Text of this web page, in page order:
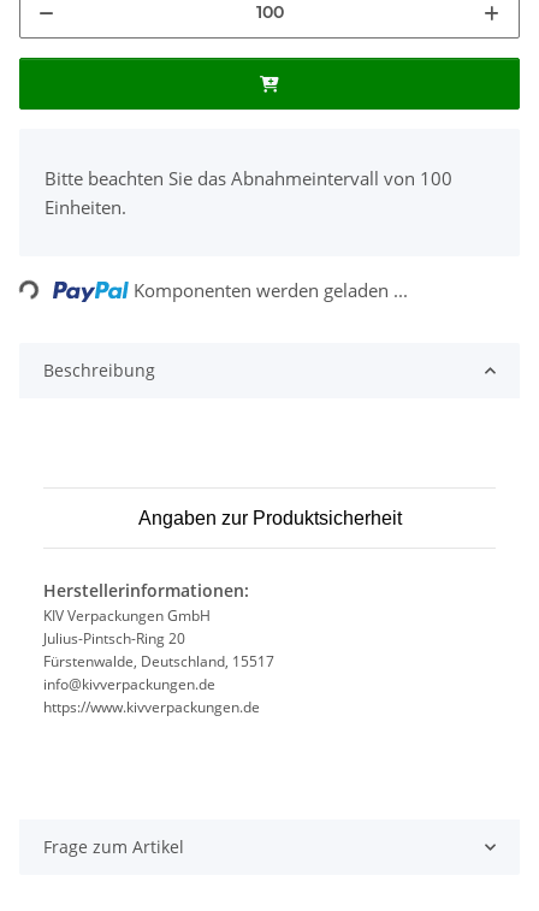
Bitte beachten Sie das Abnahmeintervall von 100
Einheiten.
Loading... Komponenten werden geladen ...
Beschreibung
Angaben zur Produktsicherheit
Herstellerinformationen:
KIV Verpackungen GmbH
Julius-Pintsch-Ring 20
Fürstenwalde, Deutschland, 15517
info@kivverpackungen.de
https://www.kivverpackungen.de
Frage zum Artikel